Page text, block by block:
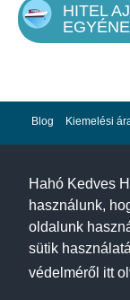
Hahó Kedves
használunk,
oldalunk
sütik
védelméről itt
HITEL
Blog Kiemelési
Adatvédelem
A hahohajo.hu